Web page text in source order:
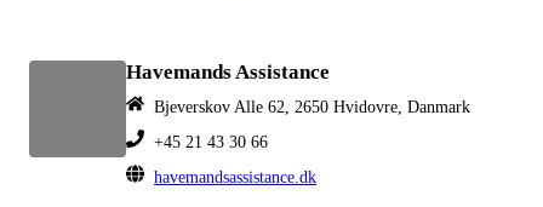
Havemands Assistance
Bjeverskov Alle 62, 2650 Hvidovre, Danmark
+45 21 43 30 66
havemandsassistance.dk